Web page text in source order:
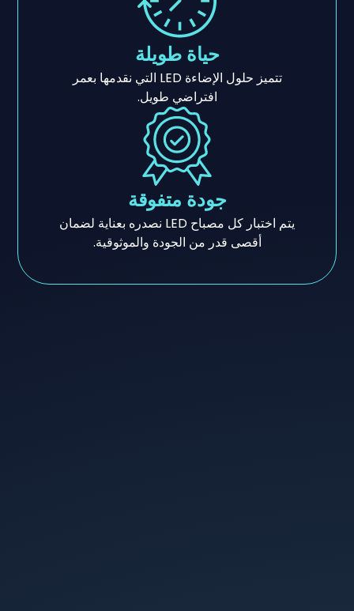
حياة طويلة
تتميز حلول الإضاءة LED التي نقدمها بعمر
افتراضي طويل.
جودة متفوقة
يتم اختبار كل مصباح LED نصدره بعناية لضمان
أقصى قدر من الجودة والموثوقية.